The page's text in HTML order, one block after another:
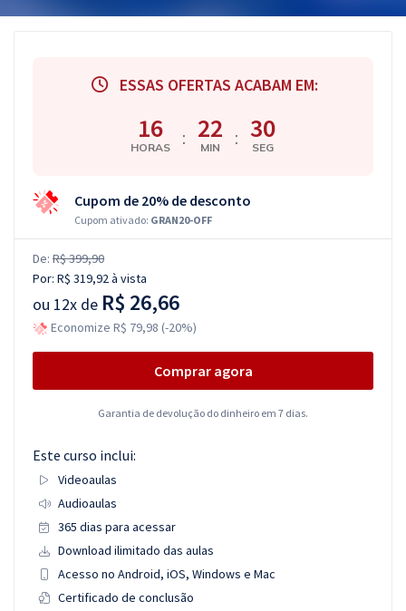
ESSAS OFERTAS ACABAM EM:
16
HORAS : 22
MIN : 29
SEG
Cupom de 20% de desconto
Cupom ativado: GRAN20-OFF
De: R$ 399,90
Por: R$ 319,92à vista
ou 12x de R$ 26,66
Economize R$ 79,98 (-20%)
Comprar agora
Garantia de devolução do dinheiro em 7 dias.
Este curso inclui:
Videoaulas
Audioaulas
365 dias para acessar
Download ilimitado das aulas
Acesso no Android, iOS, Windows e Mac
Certificado de conclusão